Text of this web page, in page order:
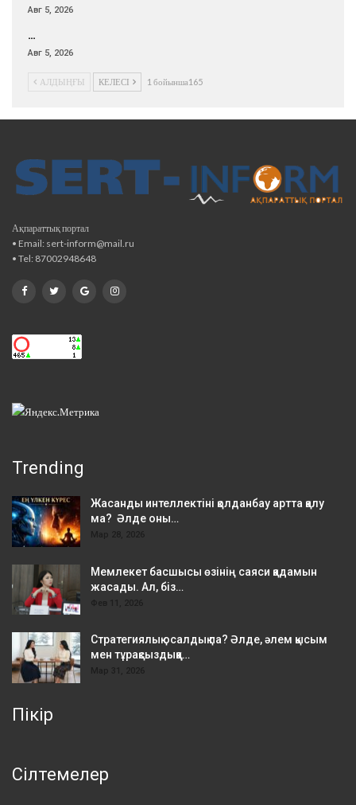
Авг 5, 2026
…
Авг 5, 2026
АЛДЫҢҒЫ КЕЛЕСІ 1 бойынша165
Ақпараттық портал
• Email: sert-inform@mail.ru
• Tel: 87002948648
Trending
Жасанды интеллектіні қолданбау артта қалу
ма? Әлде оны…
Мар 28, 2026
Мемлекет басшысы өзінің саяси қадамын
жасады. Ал, біз…
Фев 11, 2026
Стратегиялық осалдық па? Әлде, әлем қысым
мен тұрақсыздыққа…
Мар 31, 2026
Пікір
Сілтемелер